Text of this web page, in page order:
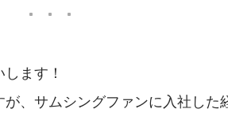
ます！
、サムシングファンに入社した